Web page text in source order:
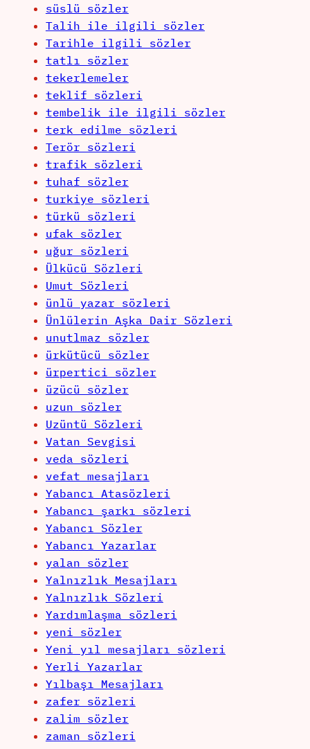
süslü sözler
Talih ile ilgili sözler
Tarihle ilgili sözler
tatlı sözler
tekerlemeler
teklif sözleri
tembelik ile ilgili sözler
terk edilme sözleri
Terör sözleri
trafik sözleri
tuhaf sözler
turkiye sözleri
türkü sözleri
ufak sözler
uğur sözleri
Ülkücü Sözleri
Umut Sözleri
ünlü yazar sözleri
Ünlülerin Aşka Dair Sözleri
unutlmaz sözler
ürkütücü sözler
ürpertici sözler
üzücü sözler
uzun sözler
Uzüntü Sözleri
Vatan Sevgisi
veda sözleri
vefat mesajları
Yabancı Atasözleri
Yabancı şarkı sözleri
Yabancı Sözler
Yabancı Yazarlar
yalan sözler
Yalnızlık Mesajları
Yalnızlık Sözleri
Yardımlaşma sözleri
yeni sözler
Yeni yıl mesajları sözleri
Yerli Yazarlar
Yılbaşı Mesajları
zafer sözleri
zalim sözler
zaman sözleri